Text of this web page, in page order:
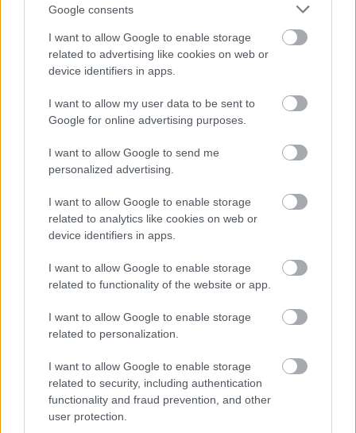
Google consents
I want to allow Google to enable storage
related to advertising like cookies on web or
device identifiers in apps.
I want to allow my user data to be sent to
Google for online advertising purposes.
I want to allow Google to send me
personalized advertising.
I want to allow Google to enable storage
related to analytics like cookies on web or
device identifiers in apps.
I want to allow Google to enable storage
related to functionality of the website or app.
I want to allow Google to enable storage
related to personalization.
I want to allow Google to enable storage
related to security, including authentication
functionality and fraud prevention, and other
user protection.
Čím nahradiť trávnik v záhrade?